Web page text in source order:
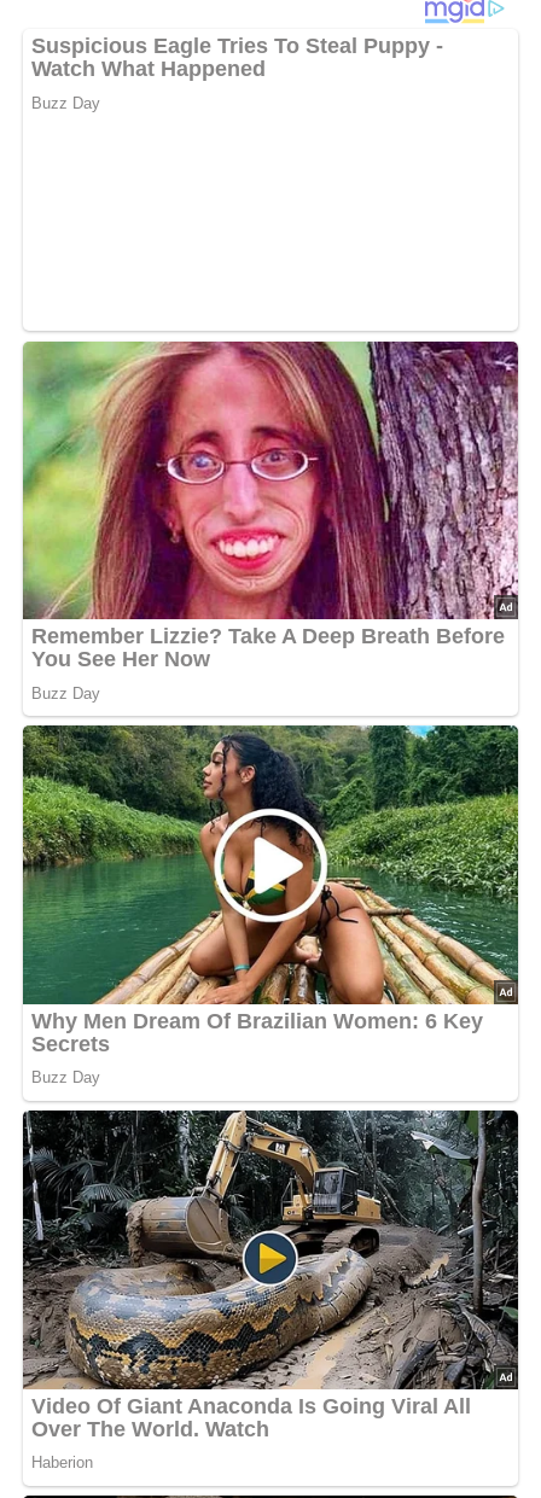
Diese Zutaten brauchen wir…
50 g kleine getrocknete rote Bohnen
Und so wird es gemacht…
Die Bohnen in dem Wasser aufsetzen und zugedeckt
bei schwacher Hitze etwa 30 Minuten garen.
Den Reis und Salz dazugeben und alles noch etwa 25
Minuten zugedeckt garen.
5/5(1 Bewertung)